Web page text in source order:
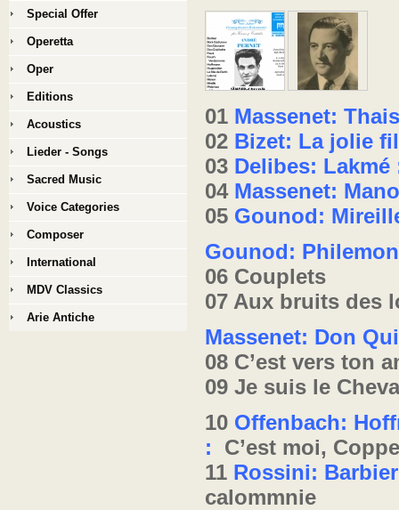
01 Massenet:
02 Bizet: La jolie
03 Delibes: Lakmé
04 Massenet:
05 Gounod:
Gounod:
06 Couplets
07 Aux bruits des
Massenet: Don
08 C’est vers ton
09 Je suis le
10 Offenbach:
: C’est moi,
11 Rossini:
calommnie
Special Offer
Operetta
Oper
Editions
Acoustics
Lieder - Songs
Sacred Music
Voice Categories
Composer
International
MDV Classics
Arie Antiche